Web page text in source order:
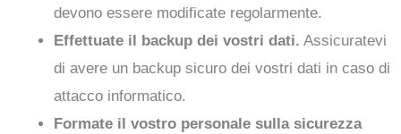
devono essere modificate regolarmente.
Effettuate il backup dei vostri dati. Assicuratevi
di avere un backup sicuro dei vostri dati in caso di
attacco informatico.
Formate il vostro personale sulla sicurezza